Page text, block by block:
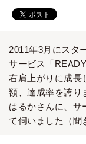
2011年3月にスタ
サービス「
右肩上がりに成長
額、達成率を誇り
はるかさんに、サ
て伺いました（聞